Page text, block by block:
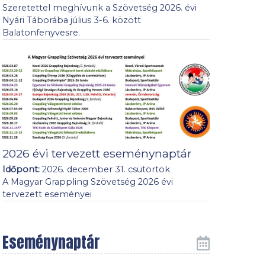
Szeretettel meghívunk a Szövetség 2026. évi
Nyári Táborába július 3-6. között
Balatonfenyvesre.
2026 évi tervezett eseménynaptár
Időpont: 2026. december 31. csütörtök
A Magyar Grappling Szövetség 2026 évi
tervezett eseményei
Eseménynaptár